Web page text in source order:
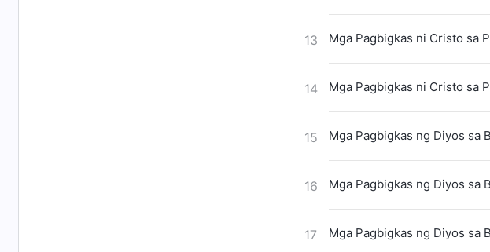
13 Mga Pagbigkas ni Cristo sa
14 Mga Pagbigkas ni Cristo sa
15 Mga Pagbigkas ng Diyos sa
16 Mga Pagbigkas ng Diyos sa
17 Mga Pagbigkas ng Diyos sa